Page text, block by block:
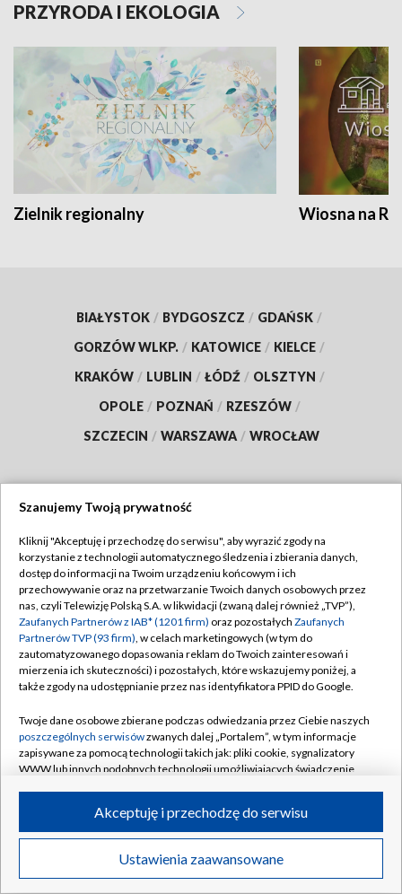
PRZYRODA I EKOLOGIA
Zielnik regionalny Wiosna na
BIAŁYSTOK / BYDGOSZCZ / GDAŃSK /
GORZÓW WLKP. / KATOWICE / KIELCE /
KRAKÓW / LUBLIN / ŁÓDŹ / OLSZTYN /
OPOLE / POZNAŃ / RZESZÓW /
SZCZECIN / WARSZAWA / WROCŁAW
TVP
Abonament TVP
Emisja w TVP
Centrum informacji TVP
Naziemna Telewizja Cyfrowa
Rada Programowa
System NOS
Informacje o nadawcy
Program dla prasy
Ogłoszenie przetargowe
Regulamin TVP
Polityka prywatności
Moje zgody
Pomoc
Kontakt
Kanały
©2026 Telewizja Polska S.A. w likwidacji
Szanujemy Twoją prywatność
Kliknij "Akceptuję i przechodzę do serwisu", aby wyrazić zgody na
korzystanie z technologii automatycznego śledzenia i zbierania danych,
dostęp do informacji na Twoim urządzeniu końcowym i ich
przechowywanie oraz na przetwarzanie Twoich danych osobowych przez
nas, czyli Telewizję Polską S.A. w likwidacji (zwaną dalej również „TVP”),
Zaufanych Partnerów z IAB* (1201 firm) oraz pozostałych Zaufanych
Partnerów TVP (93 firm), w celach marketingowych (w tym do
zautomatyzowanego dopasowania reklam do Twoich zainteresowań i
mierzenia ich skuteczności) i pozostałych, które wskazujemy poniżej, a
także zgody na udostępnianie przez nas identyfikatora PPID do Google.
Twoje dane osobowe zbierane podczas odwiedzania przez Ciebie naszych
poszczególnych serwisówzwanych dalej „Portalem”, w tym informacje
zapisywane za pomocą technologii takich jak: pliki cookie, sygnalizatory
WWW lub innych podobnych technologii umożliwiających świadczenie
ruchu w Internecie.
Twoje dane osobowe zbierane podczas odwiedzania przez Ciebie
poszczególnych serwisówna Portalu, takie jak adresy IP, identyfikatory
Ustawienia zaawansowane
Akceptuję i przechodzę do serwisu